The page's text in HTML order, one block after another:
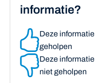
informatie?
Deze informatie
geholpen
Deze informatie
niet geholpen